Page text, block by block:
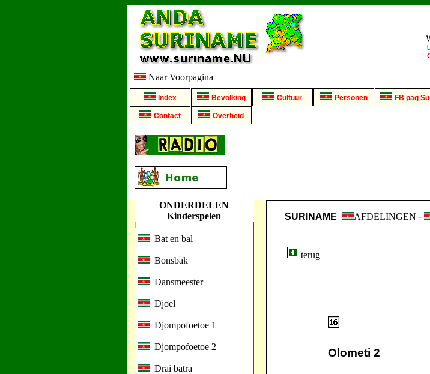
Naar Voorpagina
Index Bevolking Cultuur Personen FB pag Su
Contact Overheid
ONDERDELEN
Kinderspelen
Bat en bal
Bonsbak
Dansmeester
Djoel
Djompofoetoe 1
Djompofoetoe 2
Drai batra
SURINAME AFDELINGEN -
terug
Olometi 2